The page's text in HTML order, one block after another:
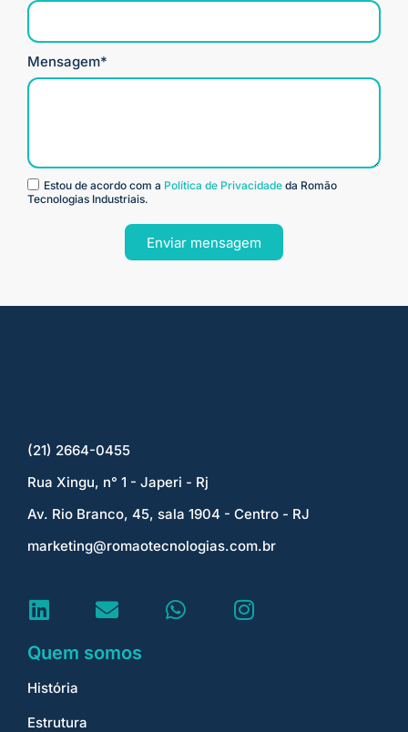
Mensagem*
Estou de acordo com a Política de Privacidade da Romão
Tecnologias Industriais.
Enviar mensagem
(21) 2664-0455
Rua Xingu, n° 1 - Japeri - Rj
Av. Rio Branco, 45, sala 1904 - Centro - RJ
marketing@romaotecnologias.com.br
Quem somos
História
Estrutura